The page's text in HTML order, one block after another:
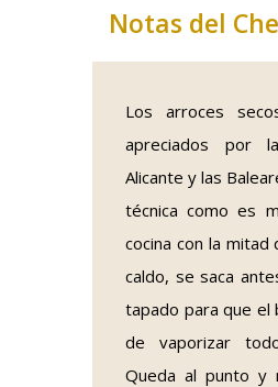
Notas del
Los arroces
apreciados por
Alicante y las
técnica como es
cocina con la
caldo, se saca
tapado para que el
de vaporizar
Queda al punto y